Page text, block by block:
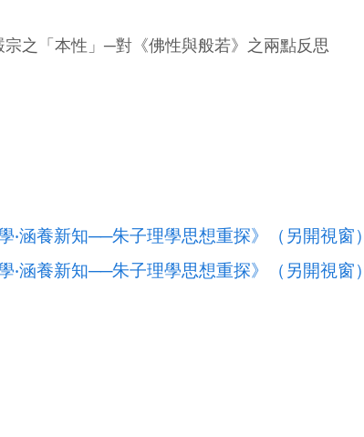
之「本性」─對《佛性與般若》之兩點反思
‧涵養新知──朱子理學思想重探》（另開視窗）
‧涵養新知──朱子理學思想重探》（另開視窗）